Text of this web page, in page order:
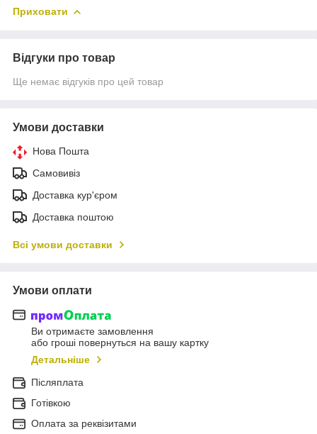
Приховати
Відгуки про товар
Ще немає відгуків про цей товар
Умови доставки
Нова Пошта
Самовивіз
Доставка кур'єром
Доставка поштою
Всі умови доставки
Умови оплати
Ви отримаєте замовлення
або гроші повернуться на вашу картку
Детальніше
Післяплата
Готівкою
Оплата за реквізитами